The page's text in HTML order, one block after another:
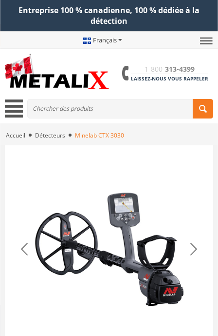
Entreprise 100 % canadienne, 100 % dédiée à la
détection
Français
1-800-313-4399
LAISSEZ-NOUS VOUS RAPPELER
Accueil Détecteurs Minelab CTX 3030